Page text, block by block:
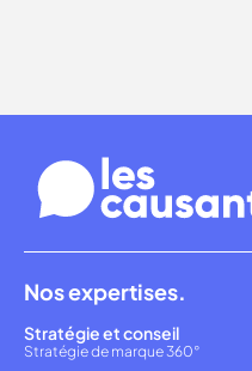
Nos expertises.
Stratégie et conseil
Stratégie de marque 360°